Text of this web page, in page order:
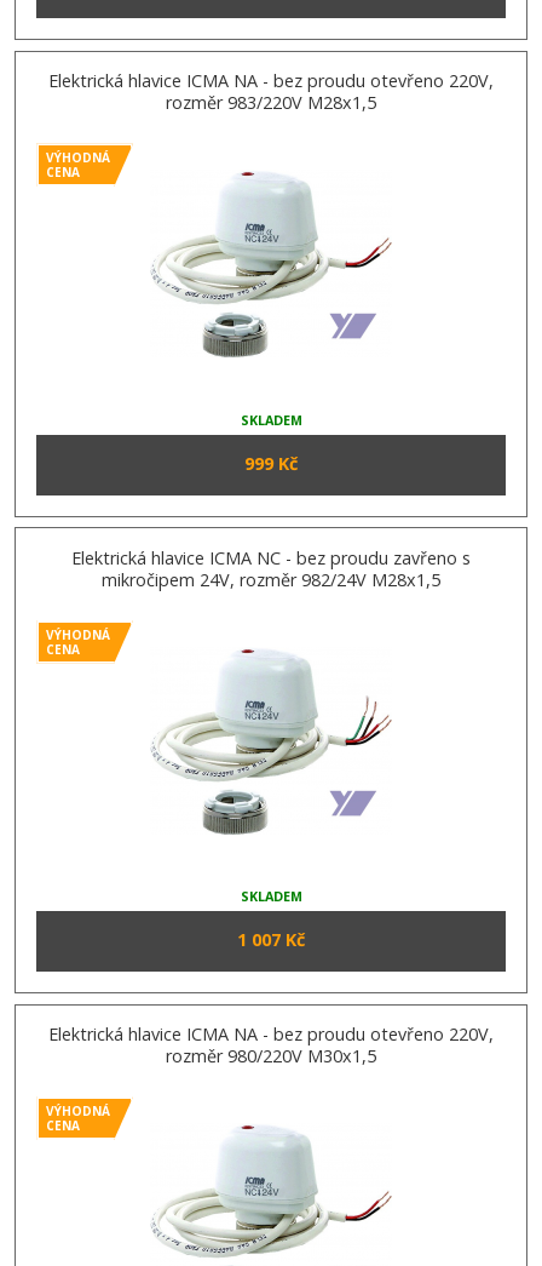
Elektrická hlavice ICMA NA - bez proudu otevřeno 220V,
rozměr 983/220V M28x1,5
VÝHODNÁ
CENA
SKLADEM
999 Kč
Elektrická hlavice ICMA NC - bez proudu zavřeno s
mikročipem 24V, rozměr 982/24V M28x1,5
VÝHODNÁ
CENA
SKLADEM
1 007 Kč
Elektrická hlavice ICMA NA - bez proudu otevřeno 220V,
rozměr 980/220V M30x1,5
VÝHODNÁ
CENA